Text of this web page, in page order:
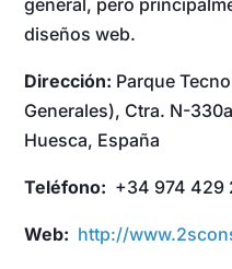
diseños web.
Dirección: Parque
Generales), Ctra. N-
Huesca, España
Teléfono: +34 974 429
Web: http://